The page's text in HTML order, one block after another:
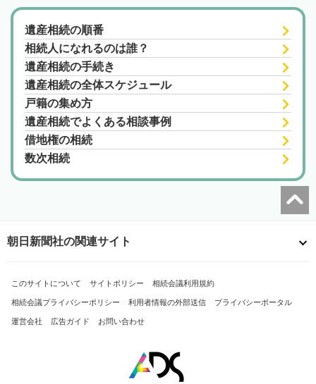
遺産相続の順番
相続人になれるのは誰？
遺産相続の手続き
遺産相続の全体スケジュール
戸籍の集め方
遺産相続でよくある相談事例
借地権の相続
数次相続
朝日新聞社の関連サイト
このサイトについて サイトポリシー 相続会議利用規約
相続会議プライバシーポリシー 利用者情報の外部送信 プライバシーポータル
運営会社 広告ガイド お問い合わせ